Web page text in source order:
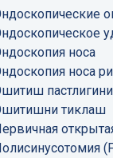
носа
носа
тиклаш